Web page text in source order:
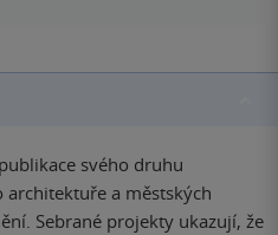
svého druhu
a městských
Sebrané projekty ukazují, že